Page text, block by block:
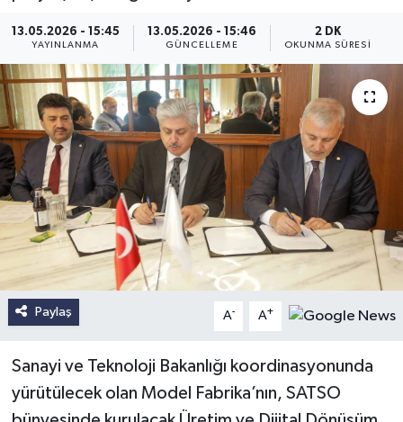
13.05.2026 - 15:45
YAYINLANMA
13.05.2026 - 15:46
GÜNCELLEME
2 DK
OKUNMA SÜRESI
Paylaş A- A+
Sanayi ve Teknoloji Bakanlığı koordinasyonunda
yürütülecek olan Model Fabrika’nın, SATSO